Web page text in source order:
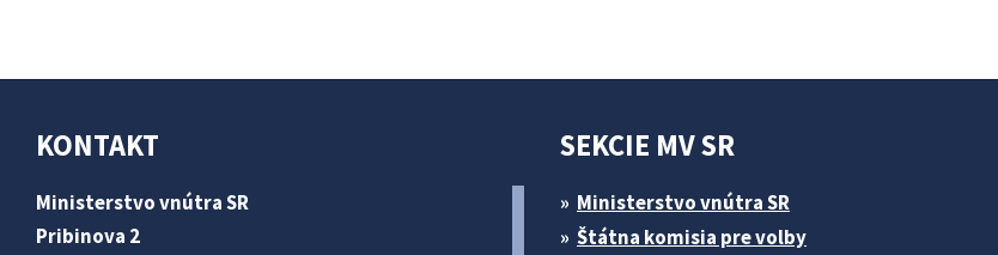
KONTAKT
Ministerstvo vnútra SR
Pribinova 2
SEKCIE MV SR
Ministerstvo vnútra SR
Štátna komisia pre volby